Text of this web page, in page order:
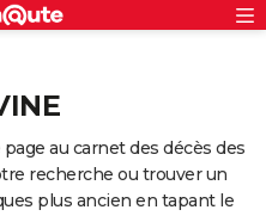
au carnet des décès des
recherche ou trouver un
plus ancien en tapant le